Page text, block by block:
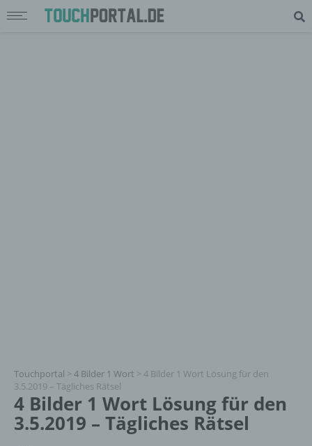
Touchportal > 4 Bilder 1 Wort > 4 Bilder 1 Wort Lösung für den
3.5.2019 – Tägliches Rätsel
4 Bilder 1 Wort Lösung für den
3.5.2019 – Tägliches Rätsel